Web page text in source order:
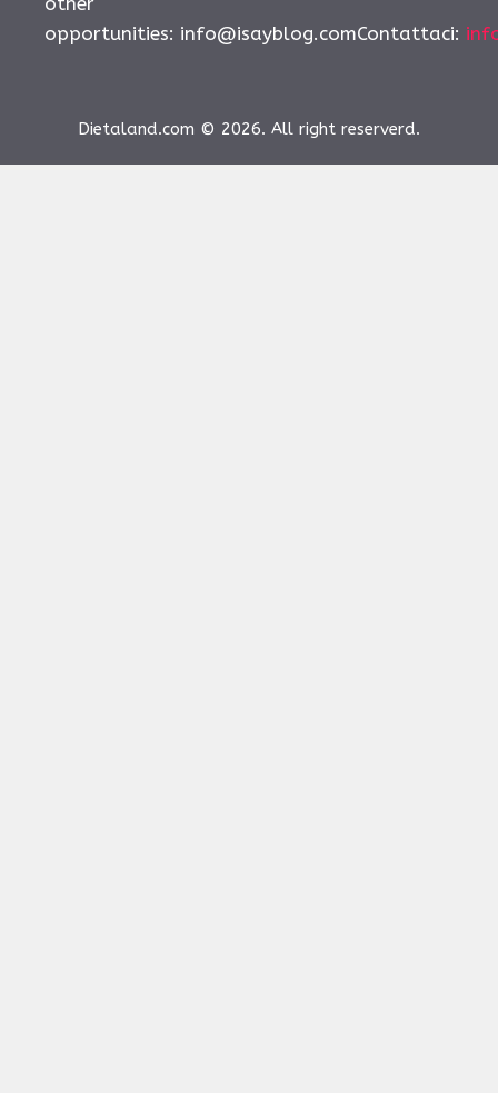
opportunities: info@isayblog.comContattaci:
Dietaland.com © 2026. All right reserverd.